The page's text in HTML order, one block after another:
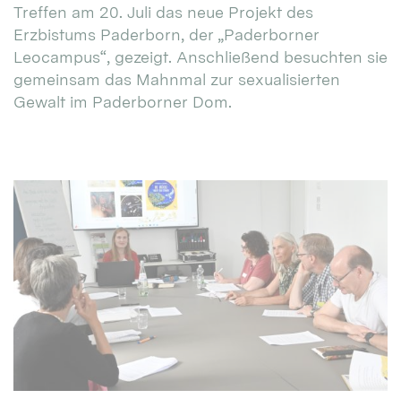
Treffen am 20. Juli das neue Projekt des
Erzbistums Paderborn, der „Paderborner
Leocampus“, gezeigt. Anschließend besuchten sie
gemeinsam das Mahnmal zur sexualisierten
Gewalt im Paderborner Dom.